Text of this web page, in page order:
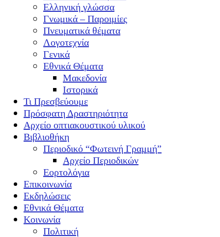
Ελληνική γλώσσα
Γνωμικά – Παροιμίες
Πνευματικά θέματα
Λογοτεχνία
Γενικά
Εθνικά Θέματα
Μακεδονία
Ιστορικά
Τι Πρεσβεύουμε
Πρόσφατη Δραστηριότητα
Αρχείο οπτιακουστικού υλικού
Βιβλιοθήκη
Περιοδικό “Φωτεινή Γραμμή”
Αρχείο Περιοδικών
Εορτολόγια
Επικοινωνία
Εκδηλώσεις
Εθνικά Θέματα
Κοινωνία
Πολιτική